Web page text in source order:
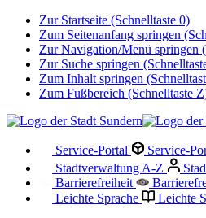
Zur Startseite (Schnelltaste 0)
Zum Seitenanfang springen
Zur Navigation/Menü springen
Zur Suche springen
Zum Inhalt springen
Zum Fußbereich (Schnelltaste
Service-Portal
Service-
Stadtverwaltung A-Z
Barrierefreiheit
Leichte Sprache
Leichte